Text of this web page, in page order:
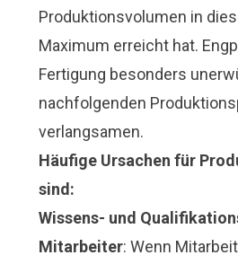
Produktionsvolumen in
Maximum erreicht hat.
Fertigung besonders
nachfolgenden
verlangsamen.
Häufige Ursachen für
sind:
Wissens- und
Mitarbeiter: Wenn